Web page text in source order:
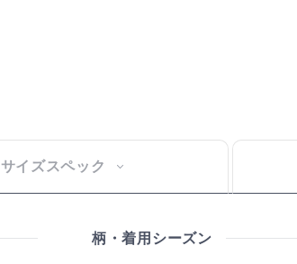
サイズスペック
柄・着用シーズン